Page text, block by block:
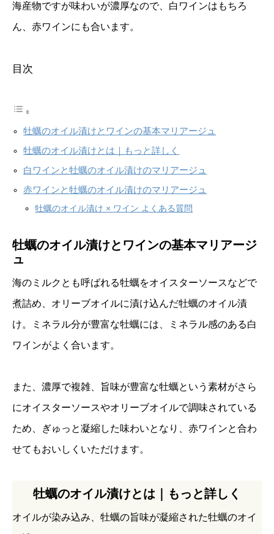
海産物ですが味わいが濃厚なので、白ワインはもちろ
ん、赤ワインにも合います。
目次
牡蠣のオイル漬けとワインの基本マリアージュ
牡蠣のオイル漬けとは｜もっと詳しく
白ワインと牡蠣のオイル漬けのマリアージュ
赤ワインと牡蠣のオイル漬けのマリアージュ
牡蠣のオイル漬け × ワイン よくある質問
牡蠣のオイル漬けとワインの基本マリアージ
ュ
海のミルクとも呼ばれる牡蠣をオイスターソースなどで
煮詰め、オリーブオイルに漬け込んだ牡蠣のオイル漬
け。ミネラル分が豊富な牡蠣には、ミネラル感のある白
ワインがよく合います。
また、濃厚で複雑、旨味が豊富な牡蠣という素材がさら
にオイスターソースやオリーブオイルで調味されている
ため、ぎゅっと凝縮した味わいとなり、赤ワインと合わ
せてもおいしくいただけます。
牡蠣のオイル漬けとは｜もっと詳しく
オイルが染み込み、牡蠣の旨味が凝縮された牡蠣のオイ